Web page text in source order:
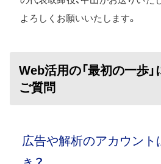
よろしくお願いいたします。
Web活用の「最初の一歩
ご質問
広告や解析のアカウント